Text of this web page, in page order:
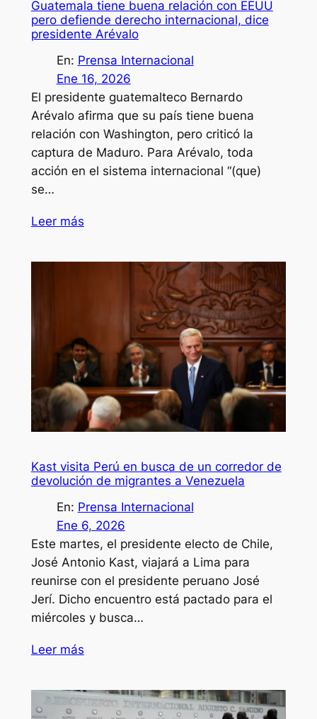
Guatemala tiene buena relación con EEUU
pero defiende derecho internacional, dice
presidente Arévalo
En: Prensa Internacional
Ene 16, 2026
El presidente guatemalteco Bernardo
Arévalo afirma que su país tiene buena
relación con Washington, pero criticó la
captura de Maduro. Para Arévalo, toda
acción en el sistema internacional “(que)
se…
Leer más
Kast visita Perú en busca de un corredor de
devolución de migrantes a Venezuela
En: Prensa Internacional
Ene 6, 2026
Este martes, el presidente electo de Chile,
José Antonio Kast, viajará a Lima para
reunirse con el presidente peruano José
Jerí. Dicho encuentro está pactado para el
miércoles y busca…
Leer más